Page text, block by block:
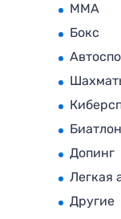
MMA
Бокс
Биатлон
Допинг
Легкая
Другие